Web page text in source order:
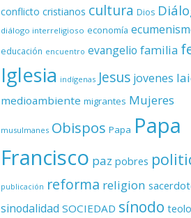
conflicto cristianos cultura Dios
diálogo interreligioso economía
educación encuentro evangelio familia
Iglesia indígenas Jesus jovenes
medioambiente migrantes Mujeres
musulmanes Obispos Papa Papa
Francisco paz pobres
publicación reforma religion
sinodalidad SOCIEDAD sínodo